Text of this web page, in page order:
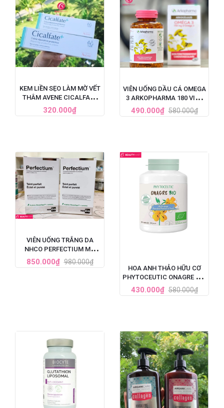
KEM LIỀN SẸO LÀM MỜ VẾT
THÂM AVENE CICALFATE
CỦA PHÁP
320.000₫
VIÊN UỐNG DẦU CÁ OMEGA
3 ARKOPHARMA 180 VIÊN
PHÁP
490.000₫ 580.000₫
VIÊN UỐNG TRẮNG DA
NHCO PERFECTIUM MỜ
THÂM, GIẢM TÀN NHANG
PHÁP HỘP 56 VIÊN
850.000₫ 980.000₫
HOA ANH THẢO HỮU CƠ
PHYTOCEUTIC ONAGRE BIO
90 VIÊN CỦA PHÁP
430.000₫ 580.000₫